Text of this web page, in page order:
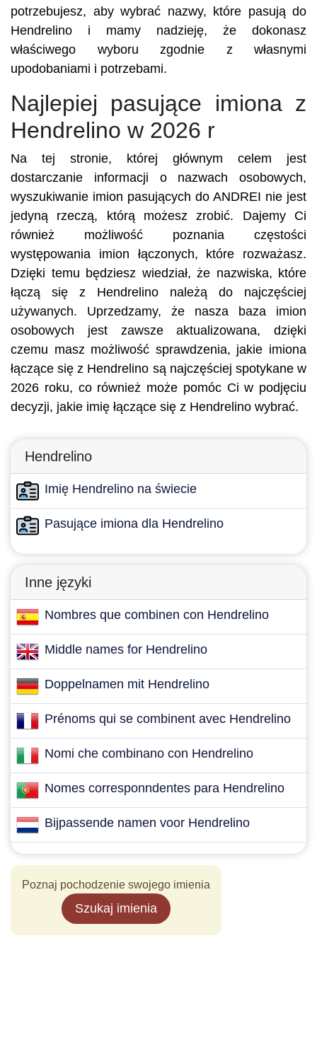
potrzebujesz, aby wybrać nazwy, które pasują do
Hendrelino i mamy nadzieję, że dokonasz
właściwego wyboru zgodnie z własnymi
upodobaniami i potrzebami.
Najlepiej pasujące imiona z
Hendrelino w 2026 r
Na tej stronie, której głównym celem jest
dostarczanie informacji o nazwach osobowych,
wyszukiwanie imion pasujących do ANDREI nie jest
jedyną rzeczą, którą możesz zrobić. Dajemy Ci
również możliwość poznania częstości
występowania imion łączonych, które rozważasz.
Dzięki temu będziesz wiedział, że nazwiska, które
łączą się z Hendrelino należą do najczęściej
używanych. Uprzedzamy, że nasza baza imion
osobowych jest zawsze aktualizowana, dzięki
czemu masz możliwość sprawdzenia, jakie imiona
łączące się z Hendrelino są najczęściej spotykane w
2026 roku, co również może pomóc Ci w podjęciu
decyzji, jakie imię łączące się z Hendrelino wybrać.
Hendrelino
Imię Hendrelino na świecie
Pasujące imiona dla Hendrelino
Inne języki
Nombres que combinen con Hendrelino
Middle names for Hendrelino
Doppelnamen mit Hendrelino
Prénoms qui se combinent avec Hendrelino
Nomi che combinano con Hendrelino
Nomes corresponndentes para Hendrelino
Bijpassende namen voor Hendrelino
Poznaj pochodzenie swojego imienia
Szukaj imienia